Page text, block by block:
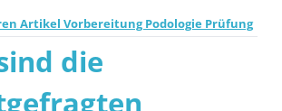
Artikel Vorbereitung Podologie Prüfung
die